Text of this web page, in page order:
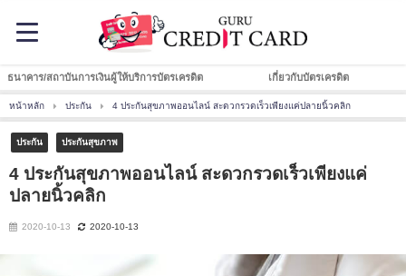
ธนาคาร/สถาบันการเงินผู้ให้บริการบัตรเครดิต เกี่ยวกับบัตรเครดิต
หน้าหลัก ประกัน 4 ประกันสุขภาพออนไลน์ สะดวกรวดเร็วเพียงแค่ปลายนิ้วคลิก
ประกัน ประกันสุขภาพ
4 ประกันสุขภาพออนไลน์ สะดวกรวดเร็วเพียงแค่
ปลายนิ้วคลิก
2020-10-13 2020-10-13